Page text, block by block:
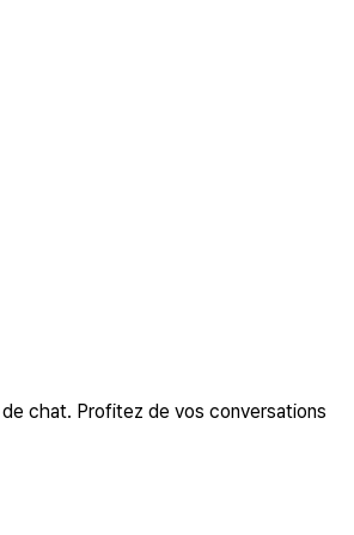
chat. Profitez de vos conversations